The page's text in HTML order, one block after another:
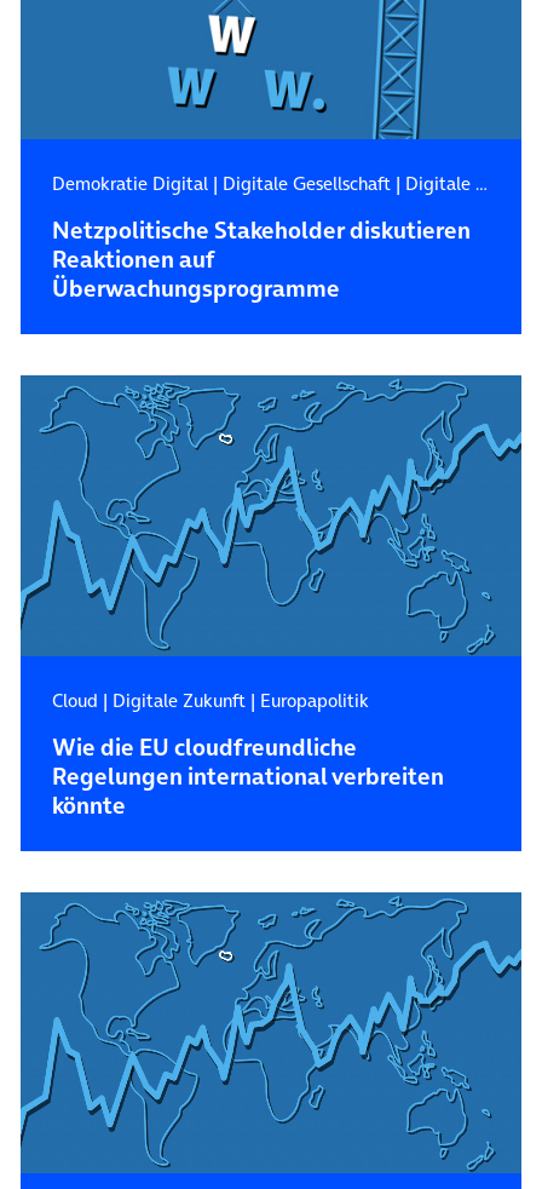
Demokratie Digital| Digitale Gesellschaft| Digitale Zukunft
Netzpolitische Stakeholder diskutieren
Reaktionen auf
Überwachungsprogramme
Cloud | Digitale Zukunft| Europapolitik
Wie die EU cloudfreundliche
Regelungen international verbreiten
könnte